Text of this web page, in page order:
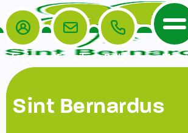
Home
De School
Ouders
Login E-mail Bellen Menu
Sint Bernardus